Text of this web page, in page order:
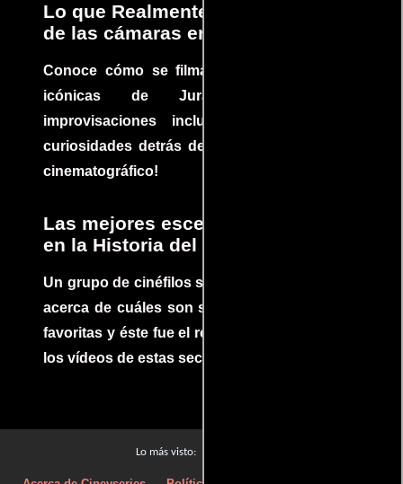
Lo que Realmente Sucedió detrás
de las cámaras en Jurassic Park
Conoce cómo se filmaron algunas escenas
icónicas de Jurassic Park, con
improvisaciones incluidas. ¡Descubre las
curiosidades detrás del rodaje de un clásico
cinematográfico!
Las mejores escenas de acción
en la Historia del cine
Un grupo de cinéfilos se juntaron para debatir
acerca de cuáles son sus escenas de acción
favoritas y éste fue el resultado. No te pierdas
los vídeos de estas secuencias inolvidables.
Lo más visto: